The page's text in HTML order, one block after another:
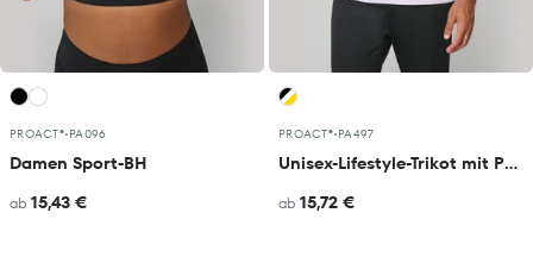
PROACT®•PA096
Damen Sport-BH
ab 15,43 €
PROACT®•PA497
Unisex-Lifestyle-Trikot mit Polokragen
ab 15,72 €